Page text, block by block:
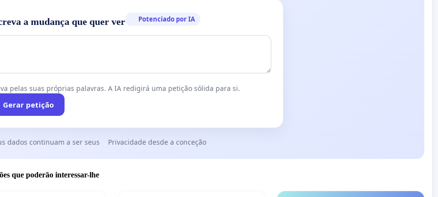
a mudança que quer ver Potenciado por IA
pelas suas próprias palavras. A IA redigirá uma petição sólida para si.
Gerar petição
dados continuam a ser seus Privacidade desde a conceção
que poderão interessar-lhe